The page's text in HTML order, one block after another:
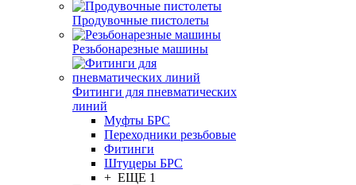
Продувочные пистолеты
Резьбонарезные машины
Фитинги для пневматических
линий
Муфты БРС
Переходники резьбовые
Фитинги
Штуцеры БРС
+ ЕЩЕ 1